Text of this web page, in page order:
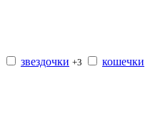
звездочки +3 кошечки